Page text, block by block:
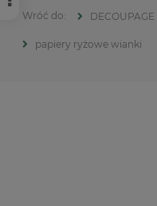
DECOUPAGE
papiery ryżowe wianki